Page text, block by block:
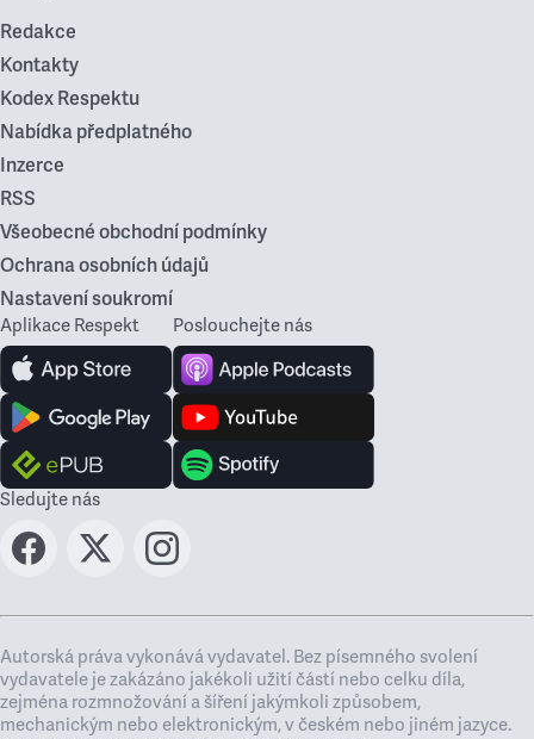
Redakce
Kontakty
Kodex Respektu
Nabídka předplatného
Inzerce
RSS
Všeobecné obchodní podmínky
Ochrana osobních údajů
Nastavení soukromí
Aplikace Respekt Poslouchejte nás
Sledujte nás
Autorská práva vykonává vydavatel. Bez písemného svolení
vydavatele je zakázáno jakékoli užití částí nebo celku díla,
zejména rozmnožování a šíření jakýmkoli způsobem,
mechanickým nebo elektronickým, v českém nebo jiném jazyce.